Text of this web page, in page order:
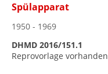
Spülapparat
1950 - 1969
DHMD 2016/151.1
Reprovorlage vorhanden